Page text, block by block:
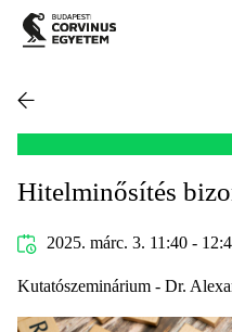
Hitelminősítés
2025. márc. 3. 11:40 -
Kutatószeminárium - Dr.